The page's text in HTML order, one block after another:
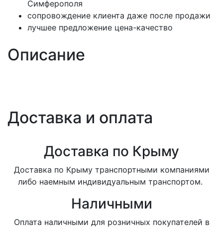
Симферополя
сопровождение клиента даже после продажи
лучшее предложение цена-качество
Описание
Доставка и оплата
Доставка по Крыму
Доставка по Крыму транспортными компаниями
либо наемным индивидуальным транспортом.
Наличными
Оплата наличными для розничных покупателей в